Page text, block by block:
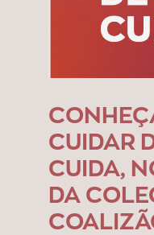
CUIDAR
CUIDA,
DA